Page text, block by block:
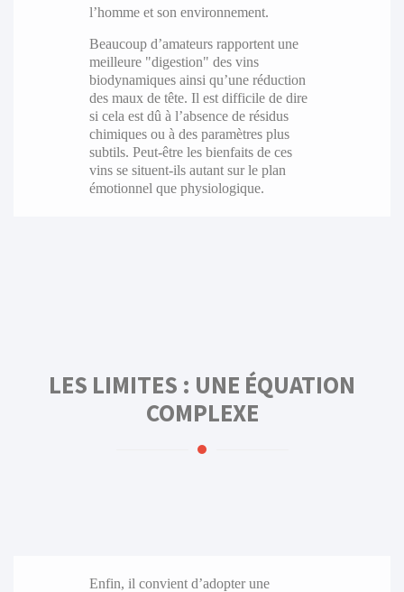
l’homme et son environnement.
Beaucoup d’amateurs rapportent une
meilleure "digestion" des vins
biodynamiques ainsi qu’une réduction
des maux de tête. Il est difficile de dire
si cela est dû à l’absence de résidus
chimiques ou à des paramètres plus
subtils. Peut-être les bienfaits de ces
vins se situent-ils autant sur le plan
émotionnel que physiologique.
LES LIMITES : UNE ÉQUATION
COMPLEXE
Enfin, il convient d’adopter une